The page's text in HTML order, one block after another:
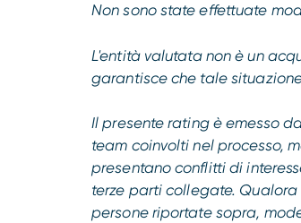
Non sono state effettuate
L'entità valutata non è un
garantisce che tale
Il presente rating è emesso
team coinvolti nel processo,
presentano conflitti di
terze parti collegate.
persone riportate sopra,